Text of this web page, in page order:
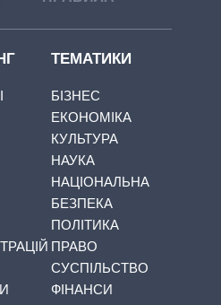
ТЕМАТИКИ
БІЗНЕС
ЕКОНОМІКА
КУЛЬТУРА
НАУКА
НАЦІОНАЛЬНА
БЕЗПЕКА
ПОЛІТИКА
ПРАВО
СУСПІЛЬСТВО
ФІНАНСИ